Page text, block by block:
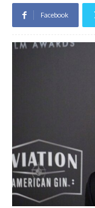
Facebook